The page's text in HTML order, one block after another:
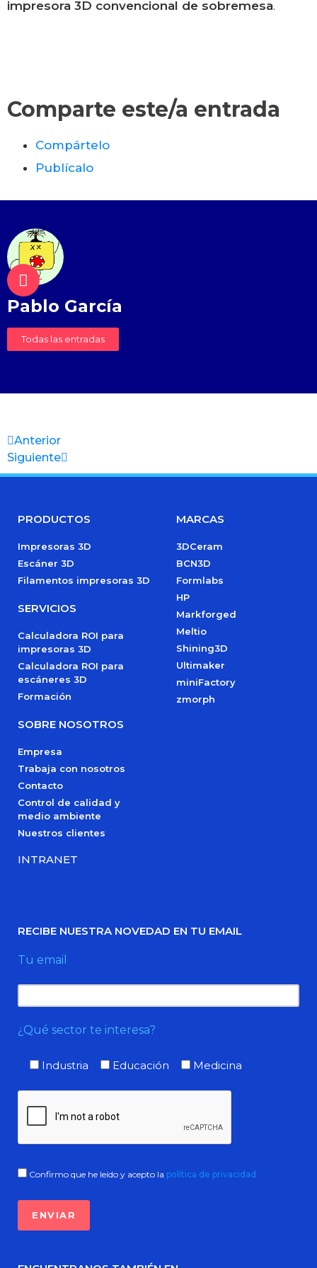
impresora 3D convencional de sobremesa.
Comparte este/a entrada
Compártelo
Publícalo
Pablo García
Todas las entradas
Anterior
Siguiente
PRODUCTOS
Impresoras 3D
Escáner 3D
Filamentos impresoras 3D
SERVICIOS
Calculadora ROI para
impresoras 3D
Calculadora ROI para
escáneres 3D
Formación
SOBRE NOSOTROS
Empresa
Trabaja con nosotros
Contacto
Control de calidad y
medio ambiente
Nuestros clientes
INTRANET
MARCAS
3DCeram
BCN3D
Formlabs
HP
Markforged
Meltio
Shining3D
Ultimaker
miniFactory
zmorph
RECIBE NUESTRA NOVEDAD EN TU EMAIL
Tu email
¿Qué sector te interesa?
Industria Educación Medicina
Confirmo que he leído y acepto la política de privacidad